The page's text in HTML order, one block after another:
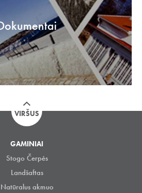
VIRŠUS
GAMINIAI
Stogo Čerpės
Landšaftas
Natūralus akmuo